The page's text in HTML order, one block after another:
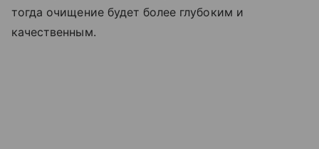
тогда очищение будет более глубоким и
качественным.